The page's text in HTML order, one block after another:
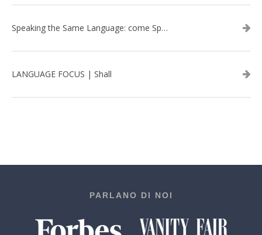
Speaking the Same Language: come Speak aiuta a rafforzare i team attraverso il Team Building in inglese
LANGUAGE FOCUS | Shall
PARLANO DI NOI